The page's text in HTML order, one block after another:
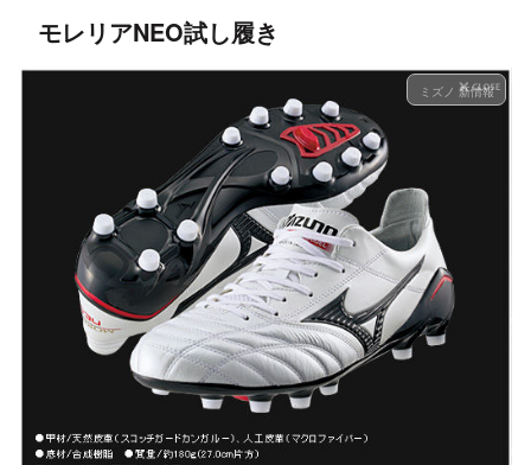
モレリアNEO試し履き
ミズノ 新情報